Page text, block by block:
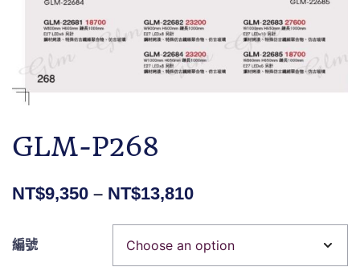
GLM-P268
NT$9,350 – NT$13,810
編號